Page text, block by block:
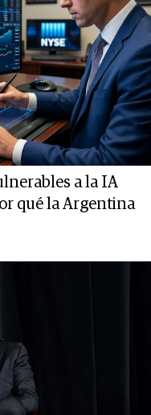
a la IA
qué la Argentina